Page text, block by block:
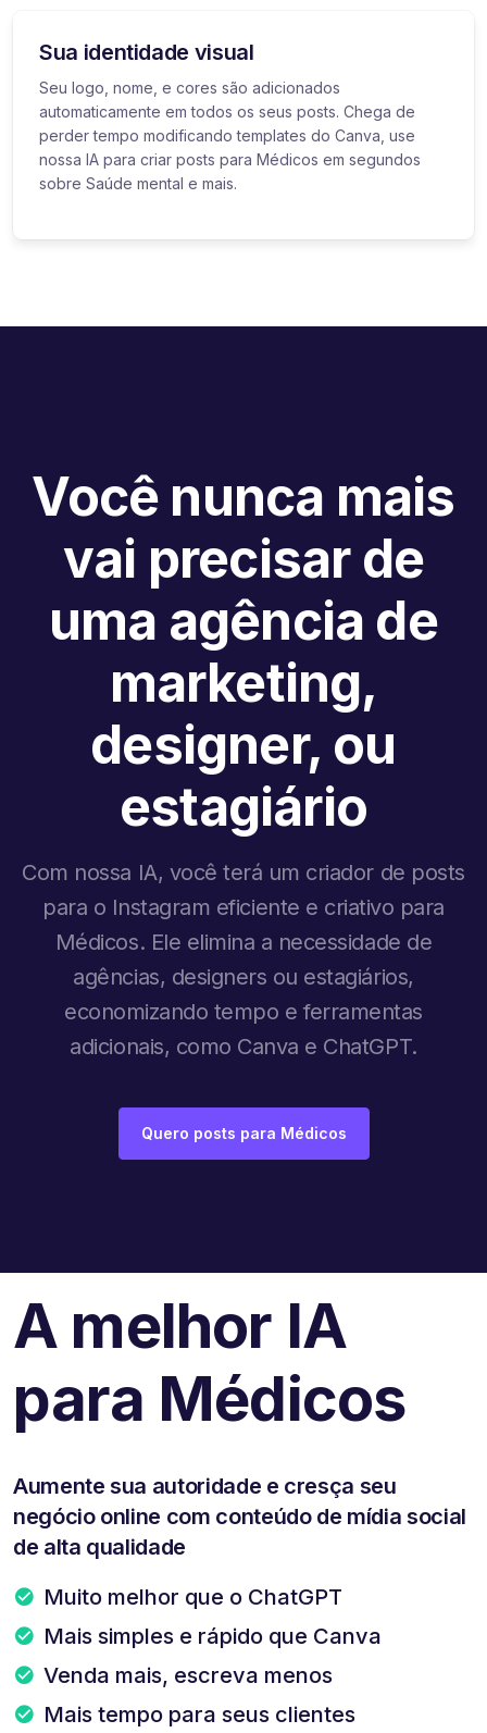
Sua identidade visual
Seu logo, nome, e cores são adicionados
automaticamente em todos os seus posts. Chega de
perder tempo modificando templates do Canva, use
nossa IA para criar posts para Médicos em segundos
sobre Saúde mental e mais.
Você nunca mais
vai precisar de
uma agência de
marketing,
designer, ou
estagiário
Com nossa IA, você terá um criador de posts
para o Instagram eficiente e criativo para
Médicos. Ele elimina a necessidade de
agências, designers ou estagiários,
economizando tempo e ferramentas
adicionais, como Canva e ChatGPT.
Quero posts para Médicos
A melhor IA
para Médicos
Aumente sua autoridade e cresça seu
negócio online com conteúdo de mídia social
de alta qualidade
Muito melhor que o ChatGPT
Mais simples e rápido que Canva
Venda mais, escreva menos
Mais tempo para seus clientes